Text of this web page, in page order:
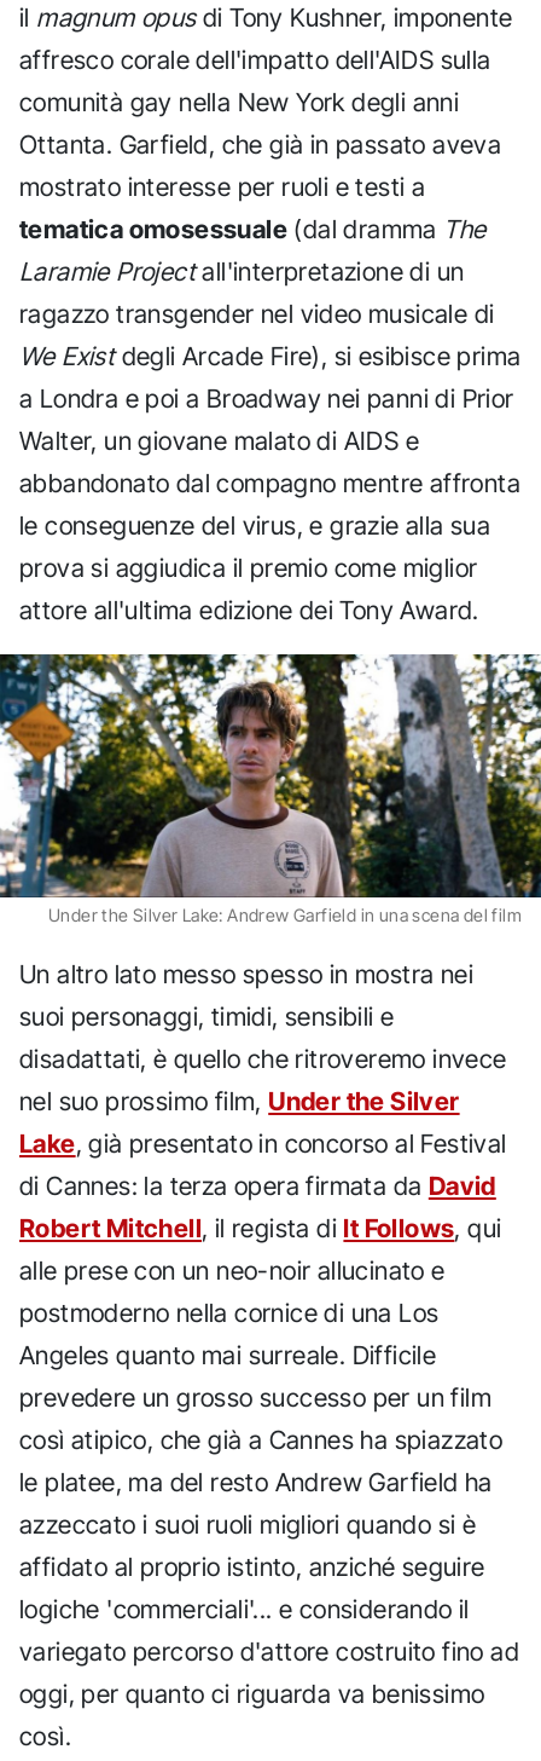
il magnum opusdi Tony Kushner, imponente
affresco corale dell'impatto dell'AIDS sulla
comunità gay nella New York degli anni
Ottanta. Garfield, che già in passato aveva
mostrato interesse per ruoli e testi a
tematica omosessuale (dal dramma The
Laramie Projectall'interpretazione di un
ragazzo transgender nel video musicale di
We Existdegli Arcade Fire), si esibisce prima
a Londra e poi a Broadway nei panni di Prior
Walter, un giovane malato di AIDS e
abbandonato dal compagno mentre affronta
le conseguenze del virus, e grazie alla sua
prova si aggiudica il premio come miglior
attore all'ultima edizione dei Tony Award.
Under the Silver Lake: Andrew Garfield in una scena del film
Un altro lato messo spesso in mostra nei
suoi personaggi, timidi, sensibili e
disadattati, è quello che ritroveremo invece
nel suo prossimo film, Under the Silver
Lake, già presentato in concorso al Festival
di Cannes: la terza opera firmata da David
Robert Mitchell, il regista di It Follows, qui
alle prese con un neo-noir allucinato e
postmoderno nella cornice di una Los
Angeles quanto mai surreale. Difficile
prevedere un grosso successo per un film
così atipico, che già a Cannes ha spiazzato
le platee, ma del resto Andrew Garfield ha
azzeccato i suoi ruoli migliori quando si è
affidato al proprio istinto, anziché seguire
logiche 'commerciali'... e considerando il
variegato percorso d'attore costruito fino ad
oggi, per quanto ci riguarda va benissimo
così.